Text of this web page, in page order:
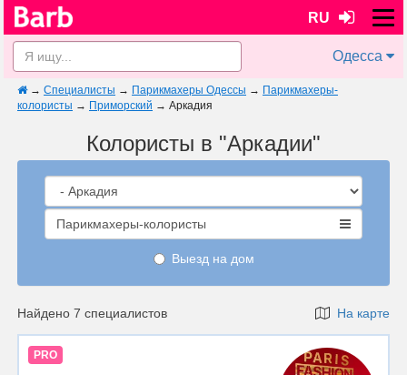
RU
Одесса
→ Специалисты → Парикмахеры Одессы → Парикмахеры-
колористы → Приморский → Аркадия
Колористы в "Аркадии"
Парикмахеры-колористы
Выезд на дом
Найдено 7 специалистов На карте
PRO